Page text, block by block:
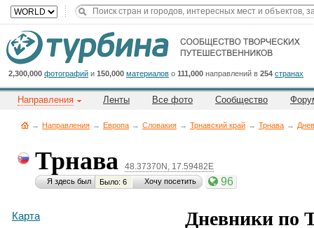
2,300,000 фотографий и 150,000 материалов о 111,000 направлений в 254 странах
Направления Ленты Все фото Сообщество
→ Направления → Европа → Словакия → Трнавский край → Трнава →
Трнава 48.37370N, 17.59482E
Я здесь был Было: 6 Хочу посетить 96
Карта
Дневники по
Cейчас
на
сайте:
Title
Button